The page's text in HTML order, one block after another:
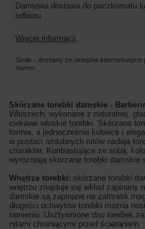
Darmowa dostawa do paczkomatu
odbioru
Więcej informacji
Smile - dostawy ze sklepów internetowych
darmo.
Skórzane torebki damskie -
Włoszech, wykonane z naturalnej,
ciekawe włoskie torebki. Skórzane
formie, a jednocześnie kobiece i
w postaci ozdobnych nitów nadają
charakter. Kontrastujące ze sobą,
wyróżniają skórzane torebki damskie
Wnętrze torebki: skórzane torebki
wnętrzu znajduje się wkład zapinany
damskie są zapinane na zatrzask
długości uchwytów torebki można
ramieniu. Usztywnione dno torebek
nitami chroniącymi przed ścieraniem.